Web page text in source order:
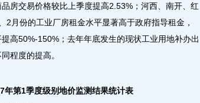
房交易价格较比上季度提高2.53%；河西、南开、红
2月份的工业厂房租金水平显著高于政府指导租金，
高50%-150%；去年年底发生的现状工业用地补办出
程度的提高。
年第1季度级别地价监测结果统计表